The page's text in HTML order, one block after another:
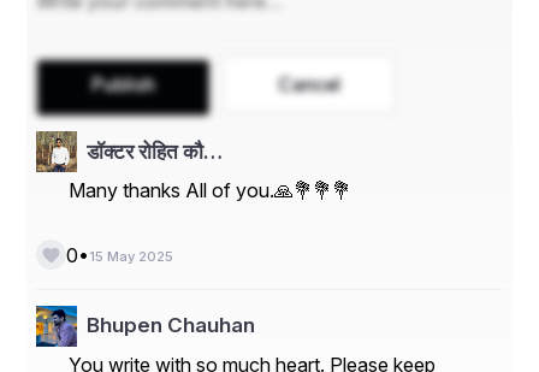
Publish Cancel
डॉक्टर रोहित कौ…
Many thanks All of you.🙏💐💐💐
0• 15 May 2025
Bhupen Chauhan
You write with so much heart. Please keep